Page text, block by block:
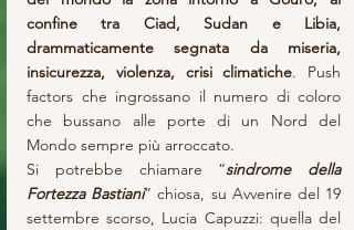
confine tra Ciad, Sudan e Libia,
drammaticamente segnata da miseria,
insicurezza, violenza, crisi climatiche. Push
factors che ingrossano il numero di coloro
che bussano alle porte di un Nord del
Mondo sempre più arroccato.
Si potrebbe chiamare “sindrome della
Fortezza Bastiani” chiosa, su Avvenire del 19
settembre scorso, Lucia Capuzzi: quella del